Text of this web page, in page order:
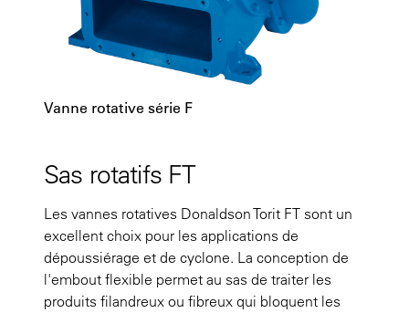
Vanne rotative série F
Sas rotatifs FT
Les vannes rotatives Donaldson Torit FT sont un
excellent choix pour les applications de
dépoussiérage et de cyclone. La conception de
l'embout flexible permet au sas de traiter les
produits filandreux ou fibreux qui bloquent les